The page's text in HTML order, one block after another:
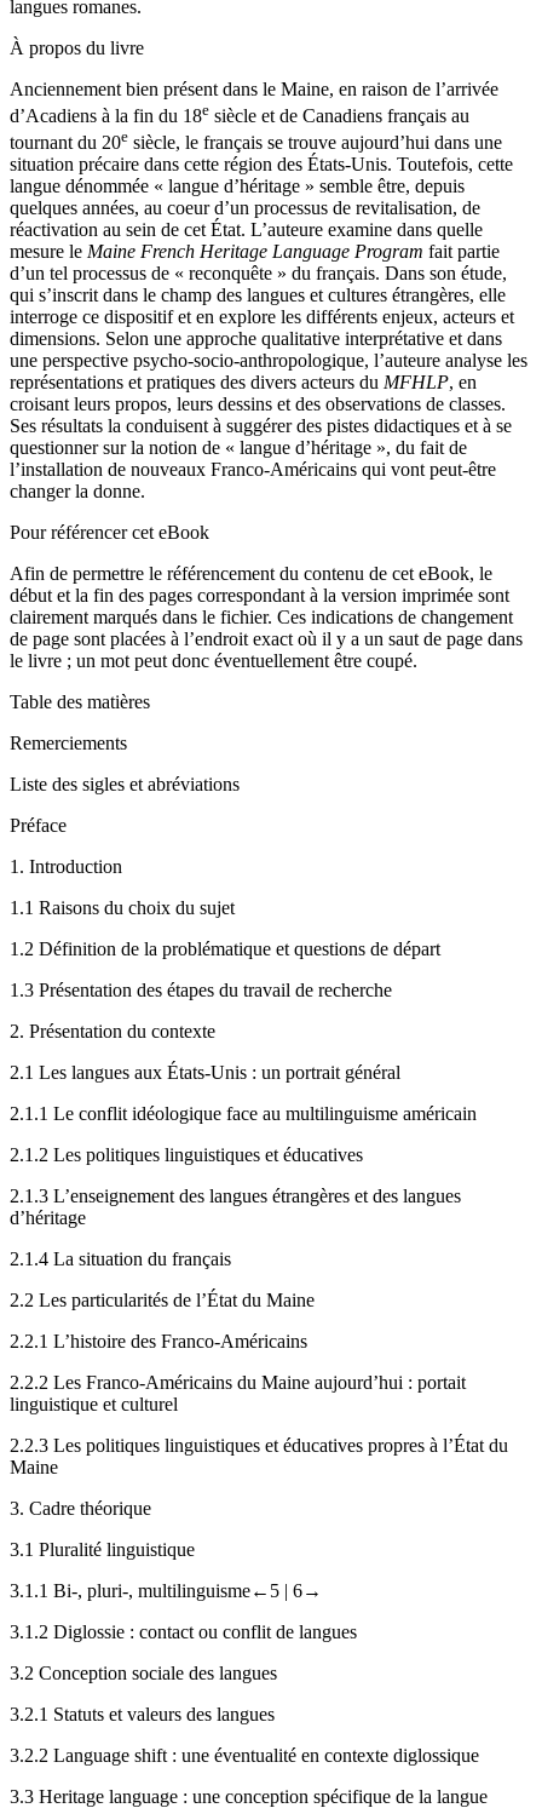
langues romanes.
À propos du livre
Anciennement bien présent dans le Maine, en raison de l’arrivée
d’Acadiens à la fin du 18e siècle et de Canadiens français au
tournant du 20e siècle, le français se trouve aujourd’hui dans une
situation précaire dans cette région des États-Unis. Toutefois, cette
langue dénommée « langue d’héritage » semble être, depuis
quelques années, au coeur d’un processus de revitalisation, de
réactivation au sein de cet État. L’auteure examine dans quelle
mesure le Maine French Heritage Language Program fait partie
d’un tel processus de « reconquête » du français. Dans son étude,
qui s’inscrit dans le champ des langues et cultures étrangères, elle
interroge ce dispositif et en explore les différents enjeux, acteurs et
dimensions. Selon une approche qualitative interprétative et dans
une perspective psycho-socio-anthropologique, l’auteure analyse les
représentations et pratiques des divers acteurs du MFHLP, en
croisant leurs propos, leurs dessins et des observations de classes.
Ses résultats la conduisent à suggérer des pistes didactiques et à se
questionner sur la notion de « langue d’héritage », du fait de
l’installation de nouveaux Franco-Américains qui vont peut-être
changer la donne.
Pour référencer cet eBook
Afin de permettre le référencement du contenu de cet eBook, le
début et la fin des pages correspondant à la version imprimée sont
clairement marqués dans le fichier. Ces indications de changement
de page sont placées à l’endroit exact où il y a un saut de page dans
le livre ; un mot peut donc éventuellement être coupé.
Table des matières
Remerciements
Liste des sigles et abréviations
Préface
1. Introduction
1.1 Raisons du choix du sujet
1.2 Définition de la problématique et questions de départ
1.3 Présentation des étapes du travail de recherche
2. Présentation du contexte
2.1 Les langues aux États-Unis : un portrait général
2.1.1 Le conflit idéologique face au multilinguisme américain
2.1.2 Les politiques linguistiques et éducatives
2.1.3 L’enseignement des langues étrangères et des langues
d’héritage
2.1.4 La situation du français
2.2 Les particularités de l’État du Maine
2.2.1 L’histoire des Franco-Américains
2.2.2 Les Franco-Américains du Maine aujourd’hui : portait
linguistique et culturel
2.2.3 Les politiques linguistiques et éducatives propres à l’État du
Maine
3. Cadre théorique
3.1 Pluralité linguistique
3.1.1 Bi-, pluri-, multilinguisme←5 | 6→
3.1.2 Diglossie : contact ou conflit de langues
3.2 Conception sociale des langues
3.2.1 Statuts et valeurs des langues
3.2.2 Language shift : une éventualité en contexte diglossique
3.3 Heritage language : une conception spécifique de la langue